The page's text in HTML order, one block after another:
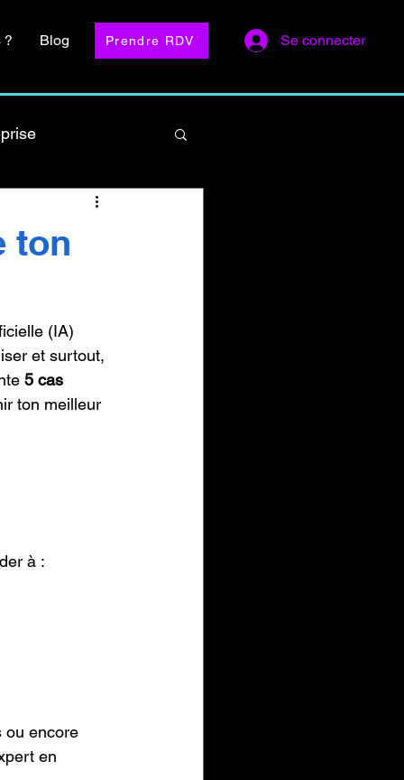
? Blog Prendre RDV Se connecter
ton
(IA)
et surtout,
5 cas
ton meilleur
à :
ou encore
en